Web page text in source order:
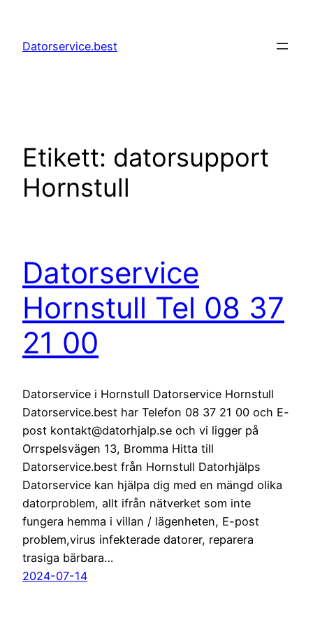
innehåll
Datorservice.best
Etikett: datorsupport
Hornstull
Datorservice
Hornstull Tel 08 37
21 00
Datorservice i Hornstull Datorservice Hornstull
Datorservice.best har Telefon 08 37 21 00 och E-
post kontakt@datorhjalp.se och vi ligger på
Orrspelsvägen 13, Bromma Hitta till
Datorservice.best från Hornstull Datorhjälps
Datorservice kan hjälpa dig med en mängd olika
datorproblem, allt ifrån nätverket som inte
fungera hemma i villan / lägenheten, E-post
problem,virus infekterade datorer, reparera
trasiga bärbara…
2024-07-14